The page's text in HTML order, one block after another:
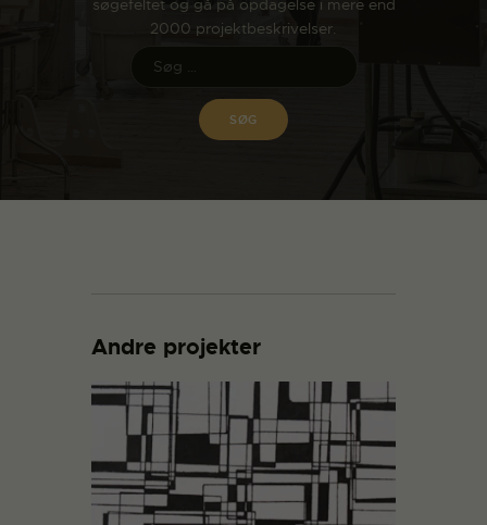
søgefeltet og gå på opdagelse i mere end
2000 projektbeskrivelser.
Andre projekter